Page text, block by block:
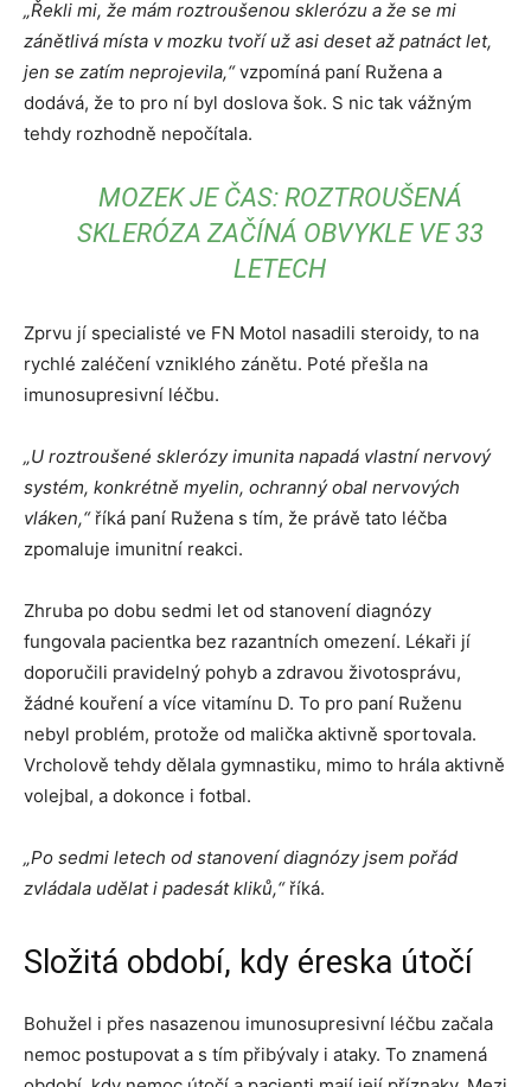
„Řekli mi, že mám roztroušenou sklerózu a že se mi
zánětlivá místa v mozku tvoří už asi deset až patnáct let,
jen se zatím neprojevila,“vzpomíná paní Ružena a
dodává, že to pro ní byl doslova šok. S nic tak vážným
tehdy rozhodně nepočítala.
MOZEK JE ČAS: ROZTROUŠENÁ
SKLERÓZA ZAČÍNÁ OBVYKLE VE 33
LETECH
Zprvu jí specialisté ve FN Motol nasadili steroidy, to na
rychlé zaléčení vzniklého zánětu. Poté přešla na
imunosupresivní léčbu.
„U roztroušené sklerózy imunita napadá vlastní nervový
systém, konkrétně myelin, ochranný obal nervových
vláken,“říká paní Ružena s tím, že právě tato léčba
zpomaluje imunitní reakci.
Zhruba po dobu sedmi let od stanovení diagnózy
fungovala pacientka bez razantních omezení. Lékaři jí
doporučili pravidelný pohyb a zdravou životosprávu,
žádné kouření a více vitamínu D. To pro paní Ruženu
nebyl problém, protože od malička aktivně sportovala.
Vrcholově tehdy dělala gymnastiku, mimo to hrála aktivně
volejbal, a dokonce i fotbal.
„Po sedmi letech od stanovení diagnózy jsem pořád
zvládala udělat i padesát kliků,“říká.
Složitá období, kdy éreska útočí
Bohužel i přes nasazenou imunosupresivní léčbu začala
nemoc postupovat a s tím přibývaly i ataky. To znamená